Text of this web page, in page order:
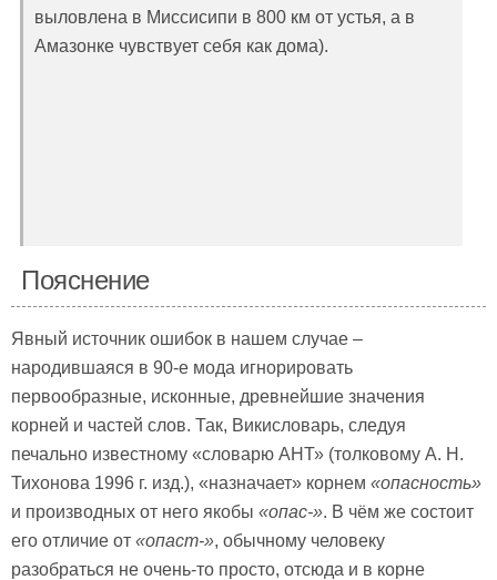
выловлена в Миссисипи в 800 км от устья, а в
Амазонке чувствует себя как дома).
Пояснение
Явный источник ошибок в нашем случае –
народившаяся в 90-е мода игнорировать
первообразные, исконные, древнейшие значения
корней и частей слов. Так, Викисловарь, следуя
печально известному «словарю АНТ» (толковому А. Н.
Тихонова 1996 г. изд.), «назначает» корнем «опасность»
и производных от него якобы «опас-». В чём же состоит
его отличие от «опаст-», обычному человеку
разобраться не очень-то просто, отсюда и в корне